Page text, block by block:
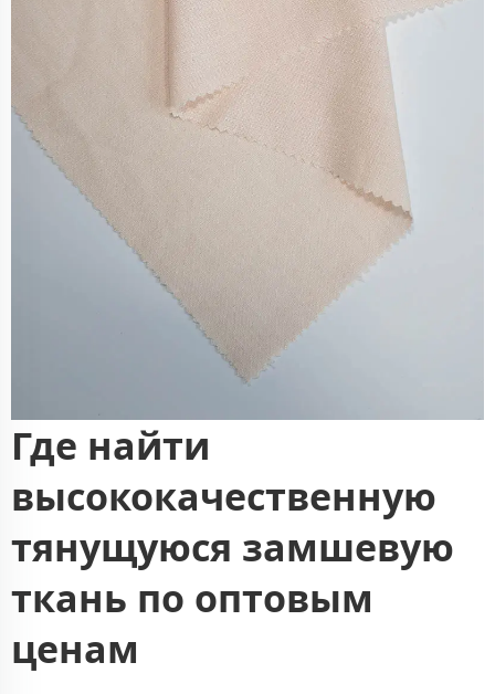
Где найти
высококачественную
тянущуюся замшевую
ткань по оптовым
ценам